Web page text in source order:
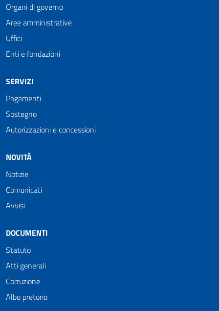
Organi di governo
Aree amministrative
Uffici
Enti e fondazioni
SERVIZI
Pagamenti
Sostegno
Autorizzazioni e concessioni
NOVITÀ
Notizie
Comunicati
Avvisi
DOCUMENTI
Statuto
Atti generali
Corruzione
Albo pretorio